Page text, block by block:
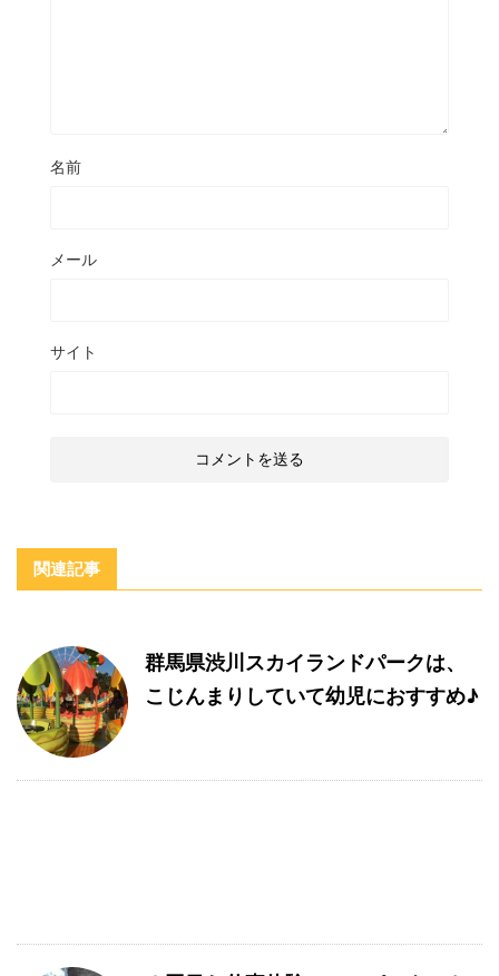
名前
メール
サイト
関連記事
群馬県渋川スカイランドパークは、
こじんまりしていて幼児におすすめ♪